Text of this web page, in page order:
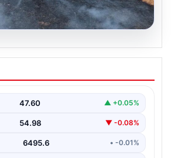
alandan ormana
söndürüldü
47.60 ▲ +0.05%
54.98 ▼ -0.08%
6495.6 • -0.01%